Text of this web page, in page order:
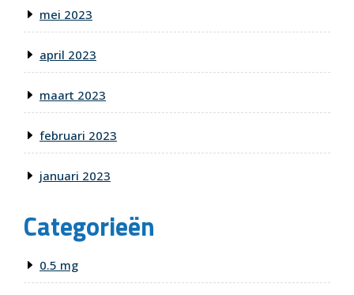
mei 2023
april 2023
maart 2023
februari 2023
januari 2023
Categorieën
0.5 mg